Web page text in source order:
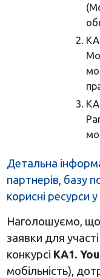
Детальна
партнерів, базу
корисні ресурси
Наголошуємо, що
заявки для
конкурсі КА1.
мобільність),